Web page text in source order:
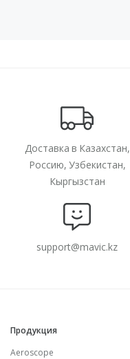
Доставка в Казахстан,
Россию, Узбекистан,
Кыргызстан
support@mavic.kz
Продукция
Aeroscope